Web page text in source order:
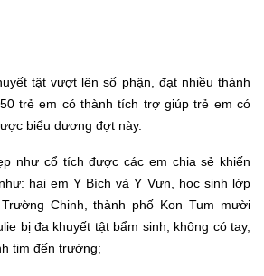
tật vượt lên số phận, đạt nhiều thành
trẻ em có thành tích trợ giúp trẻ em có
biểu dương đợt này.
như cổ tích được các em chia sẻ khiến
hai em Y Bích và Y Vưn, học sinh lớp
Chinh, thành phố Kon Tum mười
bị đa khuyết tật bẩm sinh, không có tay,
tim đến trường;